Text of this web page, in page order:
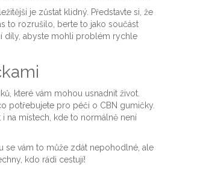
je zůstat klidný. Představte si, že
to rozrušilo, berte to jako součást
díly, abyste mohli problém rychle
které vám mohou usnadnit život.
potřebujete pro péči o CBN gumičky.
na místech, kde to normálně není
se vám to může zdát nepohodlné, ale
kdo rádi cestují!